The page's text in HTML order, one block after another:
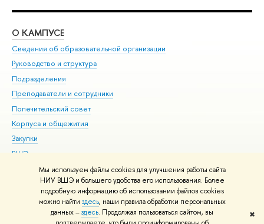
Мы используем файлы cookies для улучшения работы сайта
НИУ ВШЭ и большего удобства его использования. Более
подробную информацию об использовании файлов cookies
можно найти здесь, наши правила обработки персональных
данных –здесь. Продолжая пользоваться сайтом, вы
✖
О КАМПУСЕ
Сведения об образовательной организации
Руководство и структура
Подразделения
Преподаватели и сотрудники
Попечительский совет
Корпуса и общежития
Закупки
ВШЭ для студентов с ограниченными возможностями
здоровья и инвалидностью
Версия для слабовидящих
Единая платежная страница